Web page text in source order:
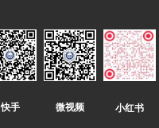
快手 微视频 小红书